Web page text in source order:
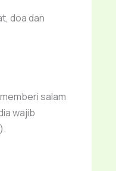
doa dan
salam
wajib